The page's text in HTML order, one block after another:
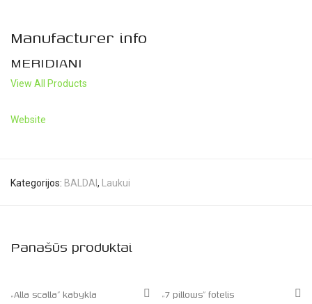
Manufacturer info
MERIDIANI
View All Products
Website
Kategorijos: BALDAI , Laukui
Panašūs produktai
„Alla scalla” kabykla „7 pillows” fotelis